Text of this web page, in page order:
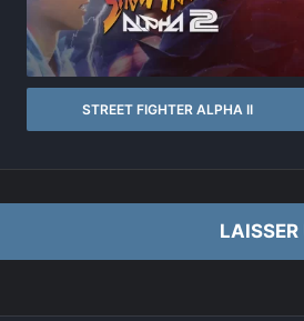
STREET FIGHTER ALPHA II
LAISSER